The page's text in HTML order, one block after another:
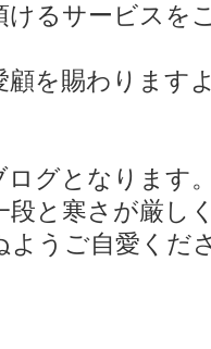
サービスをご
賜わりますよ
となります
寒さが厳しく
ご自愛くだ